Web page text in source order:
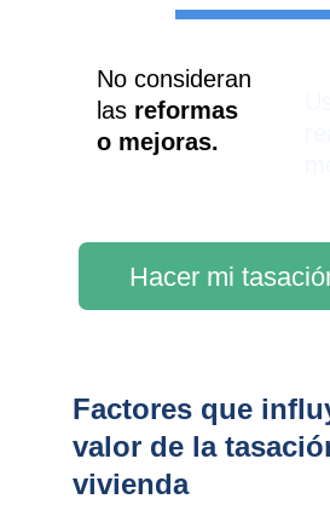
Hacer mi
No consideran
las reformas
o mejoras.
Factores que
valor de la
vivienda